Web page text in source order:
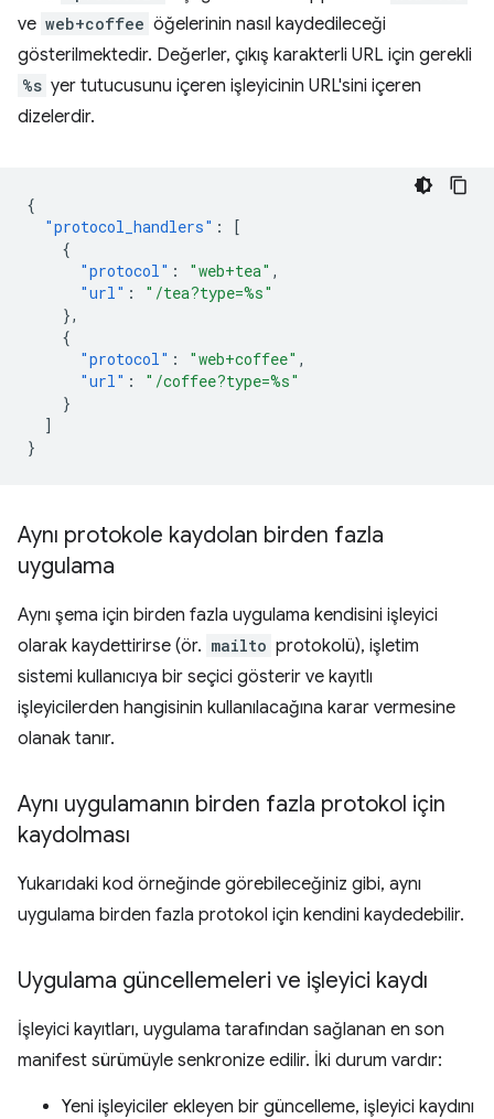
ve web+coffee öğelerinin nasıl kaydedileceği
gösterilmektedir. Değerler, çıkış karakterli URL için gerekli
%s yer tutucusunu içeren işleyicinin URL'sini içeren
dizelerdir.
{
"protocol_handlers" :
[
{
"protocol" : "web+tea" ,
"url" :
"/tea?type=%s"
},
{
"protocol" : "web+coffee" ,
"url" :
"/coffee?type=%s"
}
]
}
Aynı protokole kaydolan birden fazla
uygulama
Aynı şema için birden fazla uygulama kendisini işleyici
olarak kaydettirirse (ör. mailto protokolü), işletim
sistemi kullanıcıya bir seçici gösterir ve kayıtlı
işleyicilerden hangisinin kullanılacağına karar vermesine
olanak tanır.
Aynı uygulamanın birden fazla protokol için
kaydolması
Yukarıdaki kod örneğinde görebileceğiniz gibi, aynı
uygulama birden fazla protokol için kendini kaydedebilir.
Uygulama güncellemeleri ve işleyici kaydı
İşleyici kayıtları, uygulama tarafından sağlanan en son
manifest sürümüyle senkronize edilir. İki durum vardır:
Yeni işleyiciler ekleyen bir güncelleme, işleyici kaydını